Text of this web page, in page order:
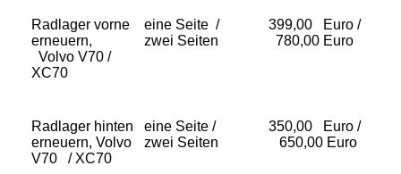
Radlager vorne
erneuern,
Volvo V70 /
XC70
eine Seite /
zwei Seiten
399,00 Euro /
780,00 Euro
Radlager hinten
erneuern, Volvo
V70 / XC70
eine Seite /
zwei Seiten
350,00 Euro /
650,00 Euro